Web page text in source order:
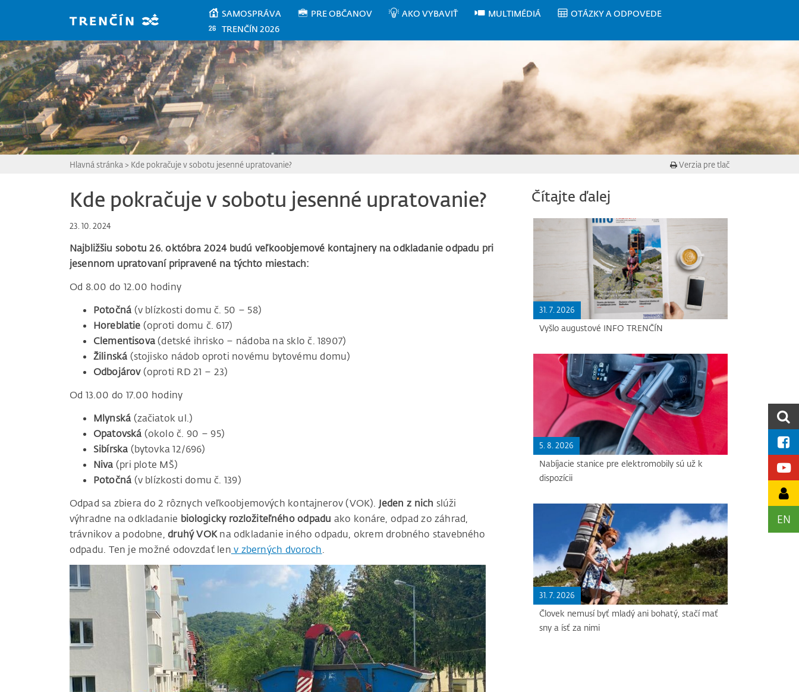
SAMOSPRÁVA PRE OBČANOV AKO VYBAVIŤ MULTIMÉDIÁ
OTÁZKY A ODPOVEDE
TRENČÍN 2026
EN
Hlavná stránka > Kde pokračuje v sobotu jesenné upratovanie? Verzia pre tlač
Kde pokračuje v sobotu jesenné upratovanie?
23. 10. 2024
Najbližšiu sobotu 26. októbra 2024 budú veľkoobjemové kontajnery na odkladanie odpadu pri
jesennom upratovaní pripravené na týchto miestach:
Od 8.00 do 12.00 hodiny
Potočná (v blízkosti domu č. 50 – 58)
Horeblatie (oproti domu č. 617)
Clementisova(detské ihrisko – nádoba na sklo č. 18907)
Žilinská (stojisko nádob oproti novému bytovému domu)
Odbojárov(oproti RD 21 – 23)
Od 13.00 do 17.00 hodiny
Mlynská (začiatok ul.)
Opatovská (okolo č. 90 – 95)
Sibírska (bytovka 12/696)
Niva (pri plote MŠ)
Potočná (v blízkosti domu č. 139)
Odpad sa zbiera do 2 rôznych veľkoobjemových kontajnerov (VOK). Jeden z nich slúži
výhradne na odkladanie biologicky rozložiteľného odpadu ako konáre, odpad zo záhrad,
trávnikov a podobne,druhý VOKna odkladanie iného odpadu, okrem drobného stavebného
odpadu. Ten je možné odovzdať len v zberných dvoroch.
Čítajte ďalej
31. 7. 2026
Vyšlo augustové INFO TRENČÍN
5. 8. 2026
Nabíjacie stanice pre elektromobily sú už k
dispozícii
31. 7. 2026
Človek nemusí byť mladý ani bohatý, stačí mať
sny a ísť za nimi